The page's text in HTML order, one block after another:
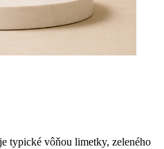
typické vôňou limetky, zeleného